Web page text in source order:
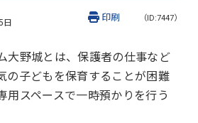
日 （ID:7447）
印刷
大野城とは、保護者の仕事など
の子どもを保育することが困難
用スペースで一時預かりを行う